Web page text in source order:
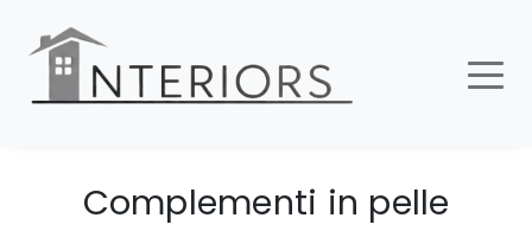
Complementi in pelle